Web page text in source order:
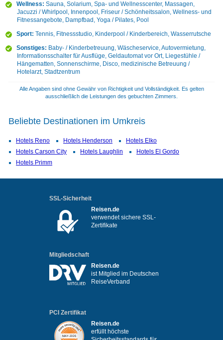
Wellness: Sauna, Solarium, Spa- und Wellnesscenter, Massagen,
Jacuzzi / Whirlpool, Innenpool, Friseur / Schönheitssalon, Wellness- und
Fitnessangebote, Dampfbad, Yoga / Pilates, Pool
Sport: Tennis, Fitnessstudio, Kinderpool / Kinderbereich, Wasserrutsche
Sonstiges: Baby- / Kinderbetreuung, Wäscheservice, Autovermietung,
Informationsschalter für Ausflüge, Geldautomat vor Ort, Liegestühle /
Hängematten, Sonnenschirme, Disco, medizinische Betreuung /
Hotelarzt, Stadtzentrum
Alle Angaben sind ohne Gewähr von Richtigkeit und Vollständigkeit. Es gelten
ausschließlich die Leistungen des gebuchten Zimmers.
Beliebte Destinationen im Umkreis
Hotels Reno Hotels Henderson
Hotels Elko
Hotels Carson City
Hotels Laughlin
Hotels El Gordo
Hotels Primm
SSL-Sicherheit
Reisen.de
verwendet sichere SSL-
Zertifikate
Mitgliedschaft
Reisen.de
ist Mitglied im Deutschen
ReiseVerband
PCI Zertifikat
Reisen.de
erfüllt höchste